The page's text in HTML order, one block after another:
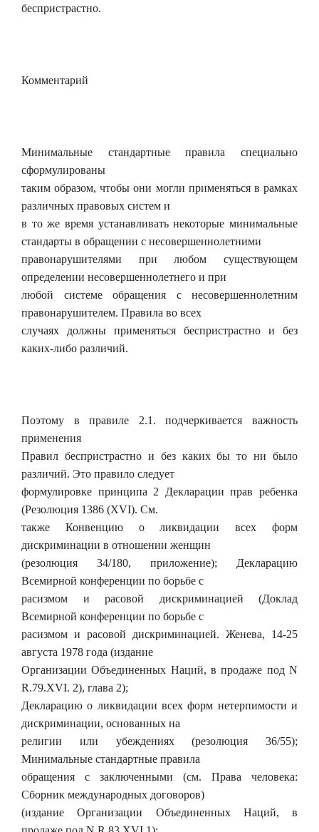
беспристрастно.
Комментарий
Минимальные стандартные правила специально
сформулированы
таким образом, чтобы они могли применяться в рамках
различных правовых систем и
в то же время устанавливать некоторые минимальные
стандарты в обращении с несовершеннолетними
правонарушителями при любом существующем
определении несовершеннолетнего и при
любой системе обращения с несовершеннолетним
правонарушителем. Правила во всех
случаях должны применяться беспристрастно и без
каких-либо различий.
Поэтому в правиле 2.1. подчеркивается важность
применения
Правил беспристрастно и без каких бы то ни было
различий. Это правило следует
формулировке принципа 2 Декларации прав ребенка
(Резолюция 1386 (XVI). См.
также Конвенцию о ликвидации всех форм
дискриминации в отношении женщин
(резолюция 34/180, приложение); Декларацию
Всемирной конференции по борьбе с
расизмом и расовой дискриминацией (Доклад
Всемирной конференции по борьбе с
расизмом и расовой дискриминацией. Женева, 14-25
августа 1978 года (издание
Организации Объединенных Наций, в продаже под N
R.79.XVI. 2), глава 2);
Декларацию о ликвидации всех форм нетерпимости и
дискриминации, основанных на
религии или убеждениях (резолюция 36/55);
Минимальные стандартные правила
обращения с заключенными (см. Права человека:
Сборник международных договоров)
(издание Организации Объединенных Наций, в